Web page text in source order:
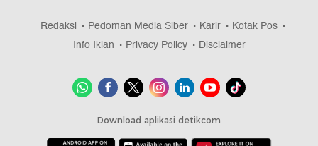
Redaksi Pedoman Media Siber Karir
Kotak Pos
Info Iklan
Privacy Policy Disclaimer
Download aplikasi detikcom